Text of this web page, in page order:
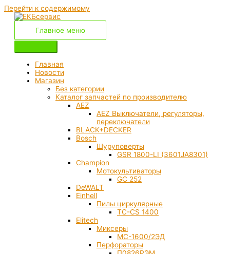
Перейти к содержимому
Главное меню
Главная
Новости
Магазин
Без категории
Каталог запчастей по производителю
AEZ
AEZ Выключатели, регуляторы,
переключатели
BLACK+DECKER
Bosch
Шуруповерты
GSR 1800-LI (3601JA8301)
Champion
Мотокультиваторы
GC 252
DeWALT
Einhell
Пилы циркулярные
TC-CS 1400
Elitech
Миксеры
МС-1600/2ЭД
Перфораторы